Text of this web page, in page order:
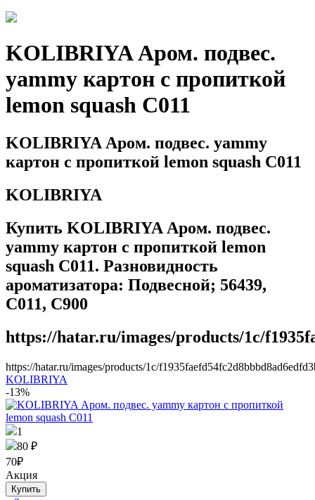
KOLIBRIYA Аром. подвес.
yammy картон с пропиткой
lemon squash C011
KOLIBRIYA Аром. подвес. yammy
картон с пропиткой lemon squash C011
KOLIBRIYA
Купить KOLIBRIYA Аром. подвес.
yammy картон с пропиткой lemon
squash C011. Разновидность
ароматизатора: Подвесной; 56439,
C011, C900
https://hatar.ru/images/products/1c/
https://hatar.ru/images/products/1c/
KOLIBRIYA
-13%
1
80 ₽
70₽
Акция